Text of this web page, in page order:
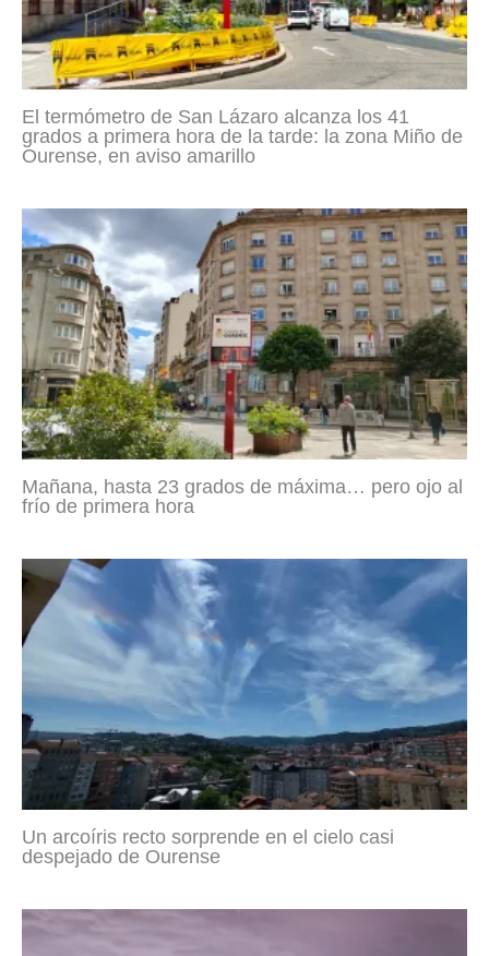
El termómetro de San Lázaro alcanza los 41
grados a primera hora de la tarde: la zona Miño de
Ourense, en aviso amarillo
Mañana, hasta 23 grados de máxima… pero ojo al
frío de primera hora
Un arcoíris recto sorprende en el cielo casi
despejado de Ourense